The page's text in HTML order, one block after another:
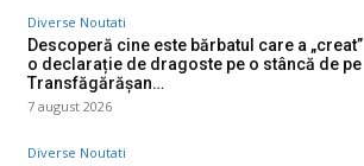
Diverse Noutati
Descoperă cine este bărbatul care a „creat”
o declarație de dragoste pe o stâncă de pe
Transfăgărășan…
7 august 2026
Diverse Noutati